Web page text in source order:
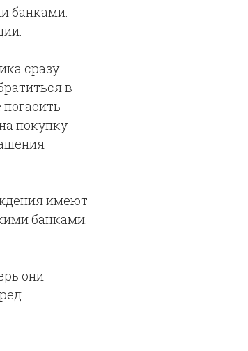
банками.
сразу
в
покупку
имеют
банками.
они